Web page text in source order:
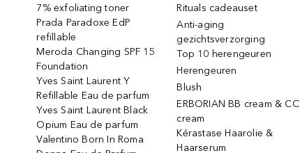
7% exfoliating toner
Prada Paradoxe EdP
refillable
Meroda Changing SPF 15
Foundation
Yves Saint Laurent Y
Refillable Eau de parfum
Yves Saint Laurent Black
Opium Eau de parfum
Valentino Born In Roma
Rituals cadeauset
Anti-aging
gezichtsverzorging
Top 10 herengeuren
Herengeuren
Blush
ERBORIAN BB cream & CC
cream
Kérastase Haarolie &
Haarserum